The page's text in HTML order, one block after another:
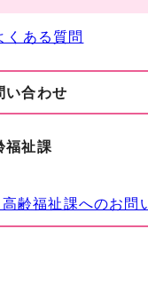
くある質問
い合わせ
福祉課
齢福祉課へのお問